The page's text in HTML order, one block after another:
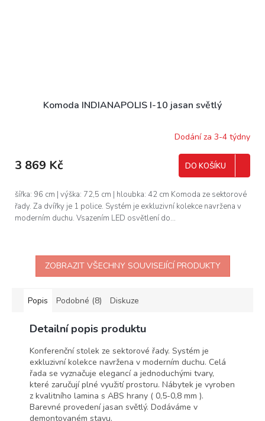
Komoda INDIANAPOLIS I-10 jasan světlý
Dodání za 3-4 týdny
3 869 Kč DO KOŠÍKU
šířka: 96 cm | výška: 72,5 cm | hloubka: 42 cm Komoda ze sektorové
řady. Za dvířky je 1 police. Systém je exkluzivní kolekce navržena v
moderním duchu. Vsazením LED osvětlení do...
ZOBRAZIT VŠECHNY SOUVISEJÍCÍ PRODUKTY
Popis Podobné (8) Diskuze
Detailní popis produktu
Konferenční stolek ze sektorové řady. Systém je
exkluzivní kolekce navržena v moderním duchu. Celá
řada se vyznačuje elegancí a jednoduchými tvary,
které zaručují plné využití prostoru. Nábytek je vyroben
z kvalitního lamina s ABS hrany ( 0,5-0,8 mm ).
Barevné provedení jasan světlý. Dodáváme v
demontovaném stavu.